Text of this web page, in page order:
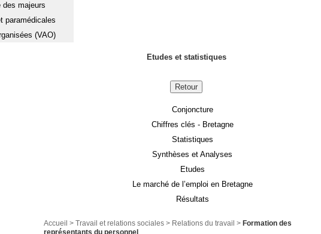
des majeurs
paramédicales
(VAO)
Etudes et statistiques
Retour
Conjoncture
Chiffres clés - Bretagne
Statistiques
Synthèses et Analyses
Etudes
Le marché de l’emploi en Bretagne
Résultats
Accueil > Travail et relations sociales > Relations du travail > Formation des
représentants du personnel